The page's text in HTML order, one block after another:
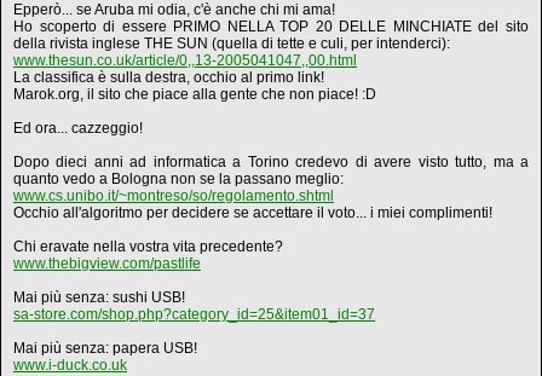
Epperò... se Aruba mi odia, c'è anche chi mi ama!
Ho scoperto di essere PRIMO NELLA TOP 20 DELLE MINCHIATE del sito
della rivista inglese THE SUN (quella di tette e culi, per intenderci):
www.thesun.co.uk/article/0,,13-2005041047,,00.html
La classifica è sulla destra, occhio al primo link!
Marok.org, il sito che piace alla gente che non piace! :D
Ed ora... cazzeggio!
Dopo dieci anni ad informatica a Torino credevo di avere visto tutto, ma a
quanto vedo a Bologna non se la passano meglio:
www.cs.unibo.it/~montreso/so/regolamento.shtml
Occhio all'algoritmo per decidere se accettare il voto... i miei complimenti!
Chi eravate nella vostra vita precedente?
www.thebigview.com/pastlife
Mai più senza: sushi USB!
sa-store.com/shop.php?category_id=25&item01_id=37
Mai più senza: papera USB!
www.i-duck.co.uk